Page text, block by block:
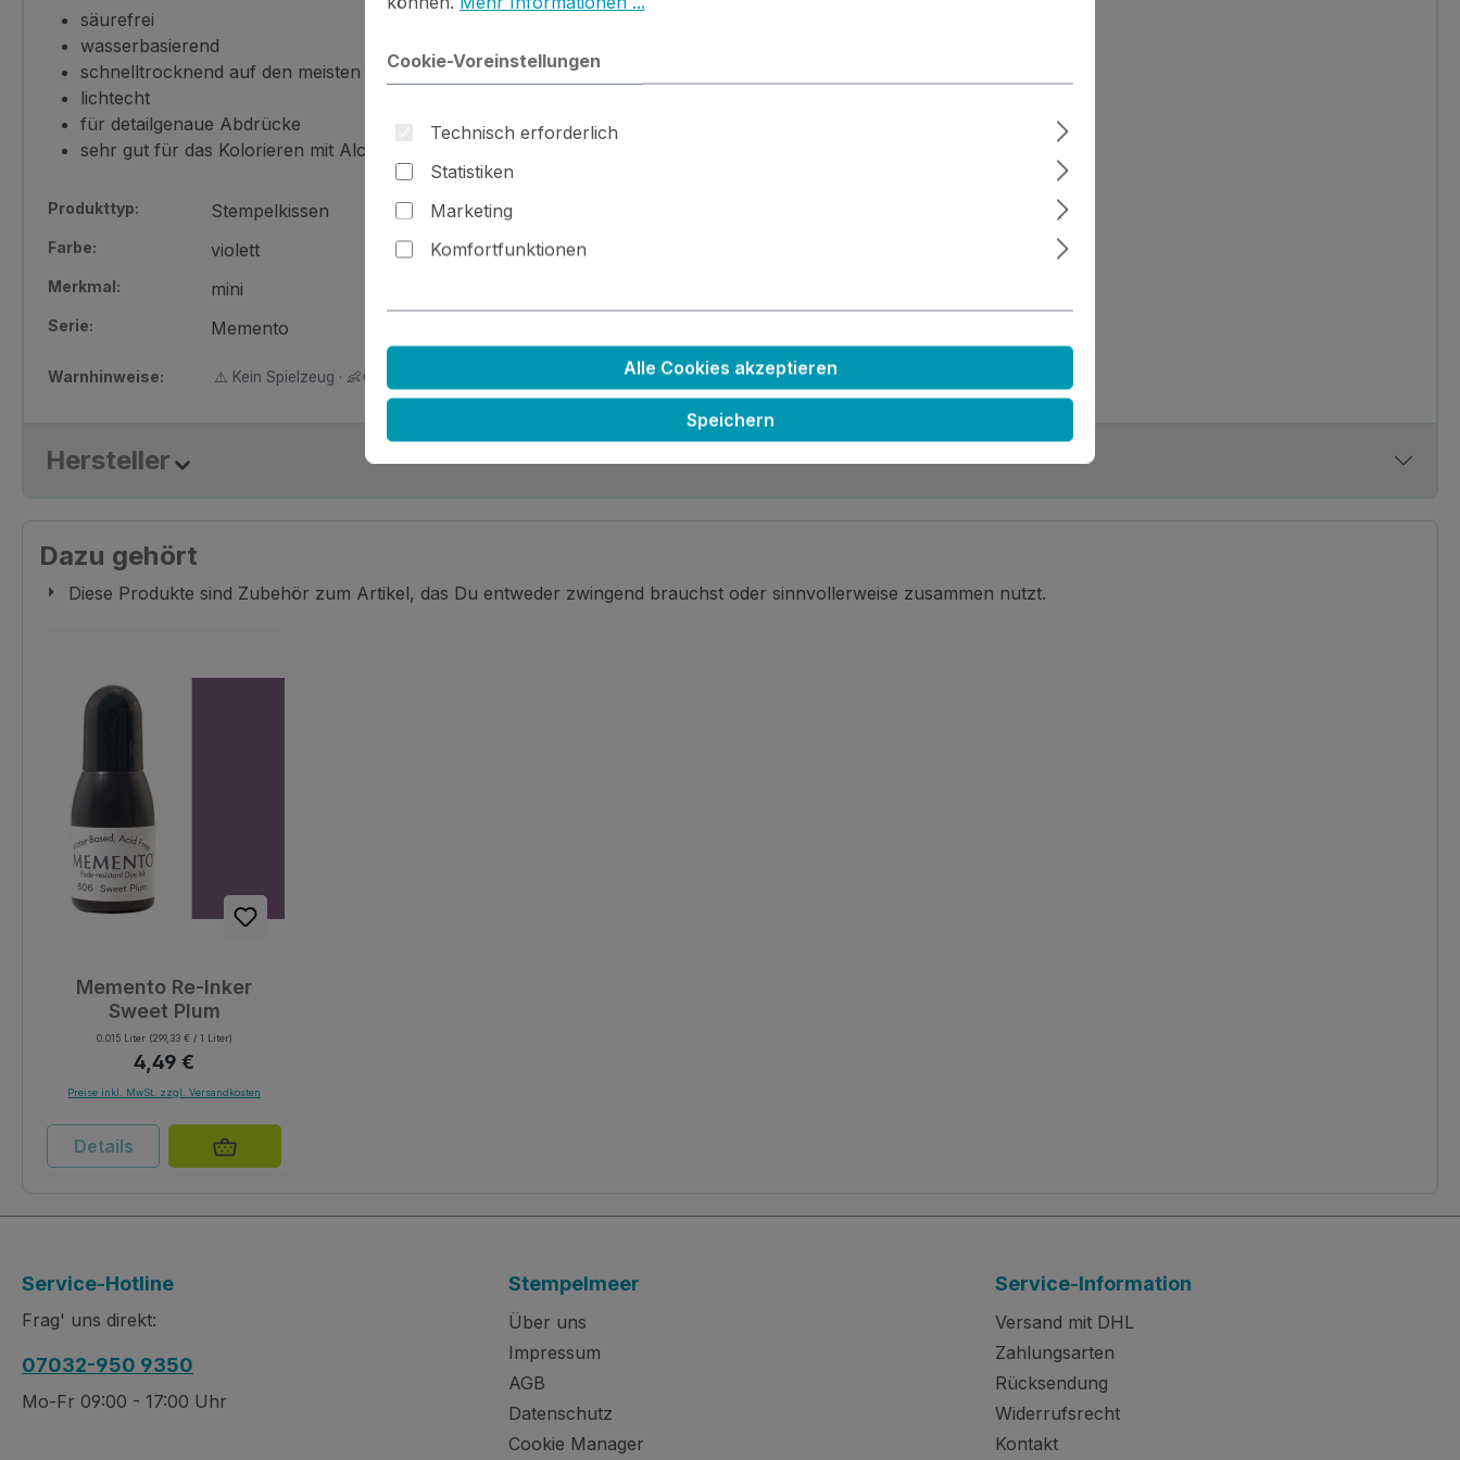
säurefrei
wasserbasierend
schnelltrocknend auf den meisten Oberflächen
lichtecht
für detailgenaue Abdrücke
sehr gut für das Kolorieren mit Alcoholmarkern geeignet
Produkttyp: Stempelkissen
Farbe: violett
Merkmal: mini
Serie: Memento
Warnhinweise: ⚠️ Kein Spielzeug · 👶🚫 Nicht für Kinder · ⚙️ Kleinteile / scharfe Kanten · 🚫🍴 Nicht essbar
Hersteller
Dazu gehört
Diese Produkte sind Zubehör zum Artikel, das Du entweder zwingend brauchst oder sinnvollerweise zusammen nutzt.
Memento Re-Inker
Sweet Plum
0.015 Liter (299,33 € / 1 Liter)
Regulärer Preis:
4,49 €
Preise inkl. MwSt. zzgl. Versandkosten
Details
Service-Hotline
Frag' uns direkt:
07032-950 9350
Mo-Fr 09:00 - 17:00 Uhr
Stempelmeer
Über uns
Impressum
AGB
Datenschutz
Cookie Manager
Service-Information
Versand mit DHL
Zahlungsarten
Rücksendung
Widerrufsrecht
Kontakt
Cookie-Voreinstellungen
Technisch erforderlich
Statistiken
Marketing
Komfortfunktionen
Alle Cookies akzeptieren
Speichern